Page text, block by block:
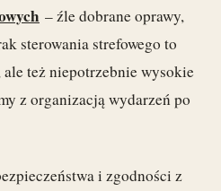
– źle dobrane oprawy,
sterowania strefowego to
też niepotrzebnie wysokie
z organizacją wydarzeń po
i zgodności z